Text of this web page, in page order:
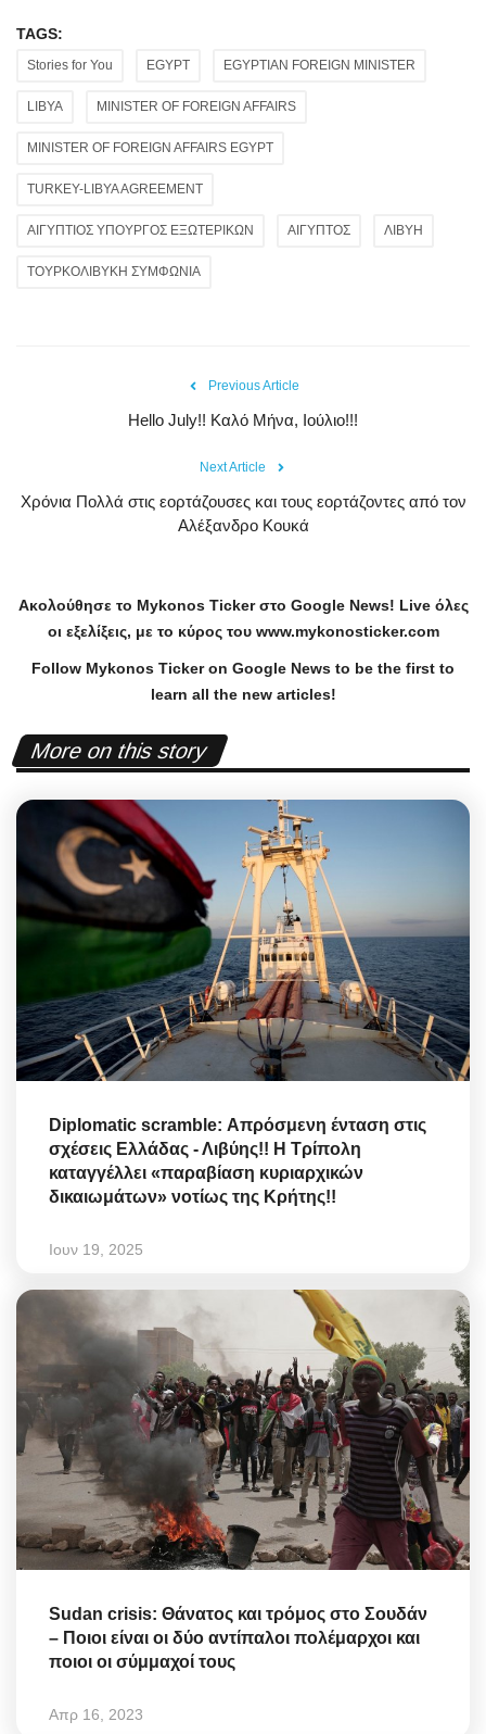
TAGS:
Stories for You EGYPT EGYPTIAN FOREIGN MINISTER
LIBYA MINISTER OF FOREIGN AFFAIRS
MINISTER OF FOREIGN AFFAIRS EGYPT
TURKEY-LIBYA AGREEMENT
ΑΙΓΥΠΤΙΟΣ ΥΠΟΥΡΓΟΣ ΕΞΩΤΕΡΙΚΩΝ ΑΙΓΥΠΤΟΣ ΛΙΒΥΗ
ΤΟΥΡΚΟΛΙΒΥΚΗ ΣΥΜΦΩΝΙΑ
Previous Article
Hello July!! Καλό Μήνα, Ιούλιο!!!
Next Article
Χρόνια Πολλά στις εορτάζουσες και τους εορτάζοντες από τον
Αλέξανδρο Κουκά
Ακολούθησε το Mykonos Tickerστο Google News! Liveόλες
οι εξελίξεις, με το κύρος του www.mykonosticker.com
Follow Mykonos Ticker on Google News to be the first to
learn all the new articles!
More on this story
Diplomatic scramble: Απρόσμενη ένταση στις
σχέσεις Ελλάδας - Λιβύης!! Η Τρίπολη
καταγγέλλει «παραβίαση κυριαρχικών
δικαιωμάτων» νοτίως της Κρήτης!!
Ιουν 19, 2025
Sudan crisis: Θάνατος και τρόμος στο Σουδάν
– Ποιοι είναι οι δύο αντίπαλοι πολέμαρχοι και
ποιοι οι σύμμαχοί τους
Απρ 16, 2023